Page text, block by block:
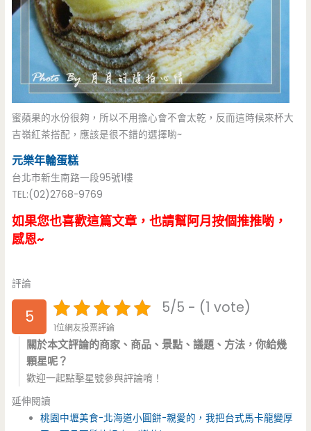
蜜蘋果的水份很夠，所以不用擔心會不會太乾，反而這時候來杯大
吉嶺紅茶搭配，應該是很不錯的選擇喲~
元樂年輪蛋糕
台北市新生南路一段95號1樓
TEL:(02)2768-9769
如果您也喜歡這篇文章，也請幫阿月按個推推喲，
感恩~
評論
5 5/5 - (1 vote)
1位網友投票評論
關於本文評論的商家、商品、景點、議題、方法，你給幾
顆星呢？
歡迎一起點擊星號參與評論唷！
延伸閱讀
桃園中壢美食-北海道小圓餅-親愛的，我把台式馬卡龍變厚